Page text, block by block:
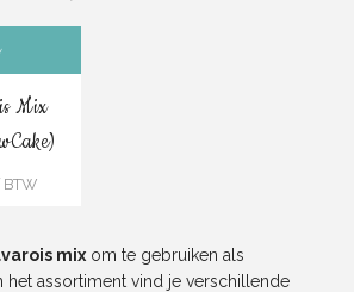
Mix
mix om te gebruiken als
het assortiment vind je verschillende